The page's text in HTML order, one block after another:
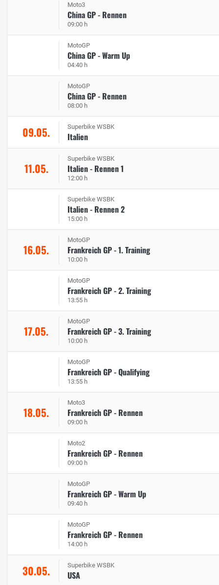
Moto3
China GP - Rennen
09:00 h
MotoGP
China GP - Warm Up
04:40 h
MotoGP
China GP - Rennen
08:00 h
09.05. Superbike WSBK
Italien
11.05.
Superbike WSBK
Italien - Rennen 1
12:00 h
Superbike WSBK
Italien - Rennen 2
15:00 h
16.05.
MotoGP
Frankreich GP - 1. Training
10:00 h
MotoGP
Frankreich GP - 2. Training
13:55 h
17.05.
MotoGP
Frankreich GP - 3. Training
10:00 h
MotoGP
Frankreich GP - Qualifying
13:55 h
18.05.
Moto3
Frankreich GP - Rennen
09:00 h
Moto2
Frankreich GP - Rennen
09:00 h
MotoGP
Frankreich GP - Warm Up
09:40 h
MotoGP
Frankreich GP - Rennen
14:00 h
30.05. Superbike WSBK
USA